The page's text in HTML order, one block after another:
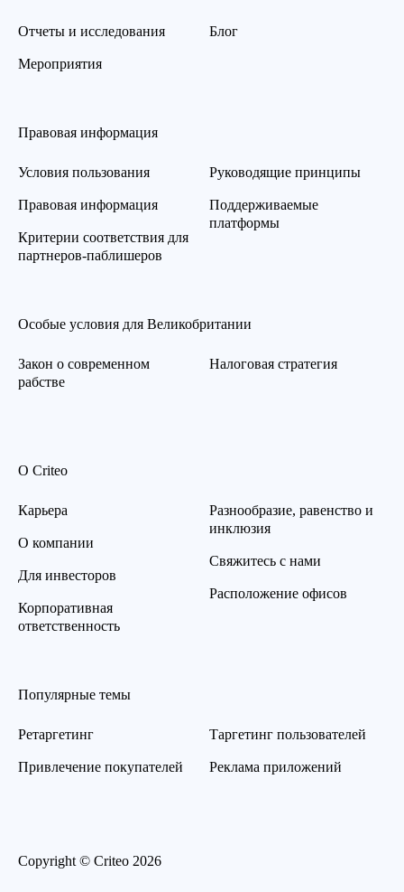
Отчеты и исследования
Мероприятия
Блог
Правовая информация
Условия пользования
Правовая информация
Критерии соответствия для
партнеров-паблишеров
Руководящие принципы
Поддерживаемые
платформы
Особые условия для Великобритании
Закон о современном
рабстве
Налоговая стратегия
О Criteo
Карьера
О компании
Для инвесторов
Корпоративная
ответственность
Разнообразие, равенство и
инклюзия
Свяжитесь с нами
Расположение офисов
Популярные темы
Ретаргетинг
Привлечение покупателей
Таргетинг пользователей
Реклама приложений
Copyright © Criteo 2026